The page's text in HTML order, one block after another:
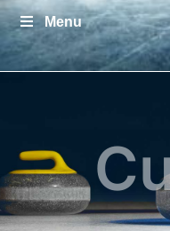
Zum
Inhalt
springen
Menu